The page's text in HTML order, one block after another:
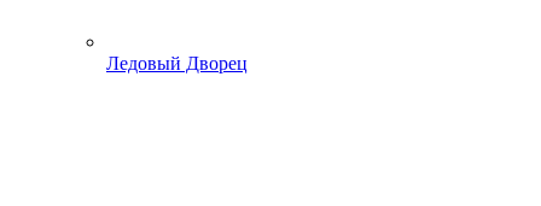
Ледовый Дворец